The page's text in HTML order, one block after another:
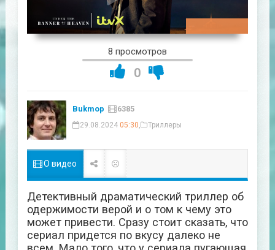
8 просмотров
0
Bukmop 6385
29.08.2024 05:30 Триллеры
О видео
Детективный драматический триллер об
одержимости верой и о том к чему это
может привести. Сразу стоит сказать, что
сериал придется по вкусу далеко не